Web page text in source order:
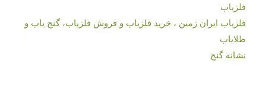
فلزیاب
فلزیاب ایران زمین ، خرید فلزیاب و فروش فلزیاب، گنج یاب و
طلایاب
نشانه گنج